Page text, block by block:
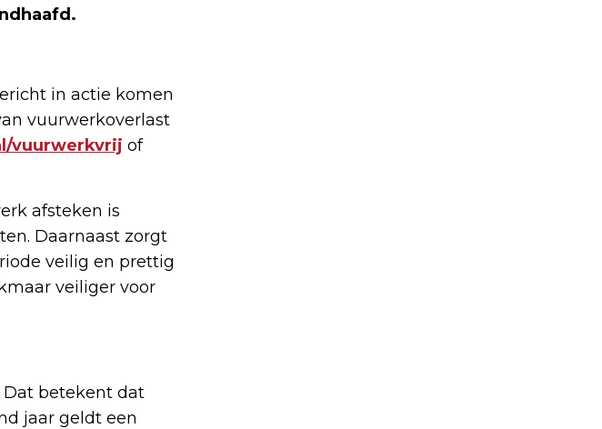
in actie komen
vuurwerkoverlast
vuurwerkvrij of
afsteken is
Daarnaast zorgt
veilig en prettig
veiliger voor
Dat betekent dat
jaar geldt een